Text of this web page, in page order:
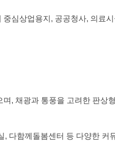
심상업용지, 공공청사, 의료
, 채광과 통풍을 고려한 판
다함께돌봄센터 등 다양한